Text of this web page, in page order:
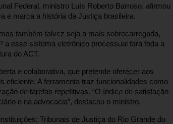
Federal, ministro Luís Roberto Barroso, afirmou
e marca a história da Justiça brasileira.
também talvez seja a mais sobrecarregada,
esse sistema eletrônico processual fará toda a
do ACT.
e colaborativa, que pretende oferecer aos
eficiente. A ferramenta traz funcionalidades como
de tarefas repetitivas. “O índice de satisfação
e na advocacia”, destacou o ministro.
Tribunais de Justiça do Rio Grande do